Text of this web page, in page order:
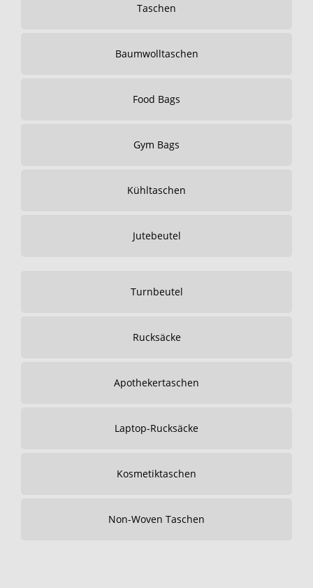
Taschen
Baumwolltaschen
Food Bags
Gym Bags
Kühltaschen
Jutebeutel
Turnbeutel
Rucksäcke
Apothekertaschen
Laptop-Rucksäcke
Kosmetiktaschen
Non-Woven Taschen